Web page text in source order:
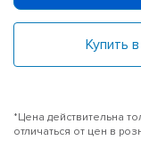
Купить
*Цена действительна
отличаться от цен в